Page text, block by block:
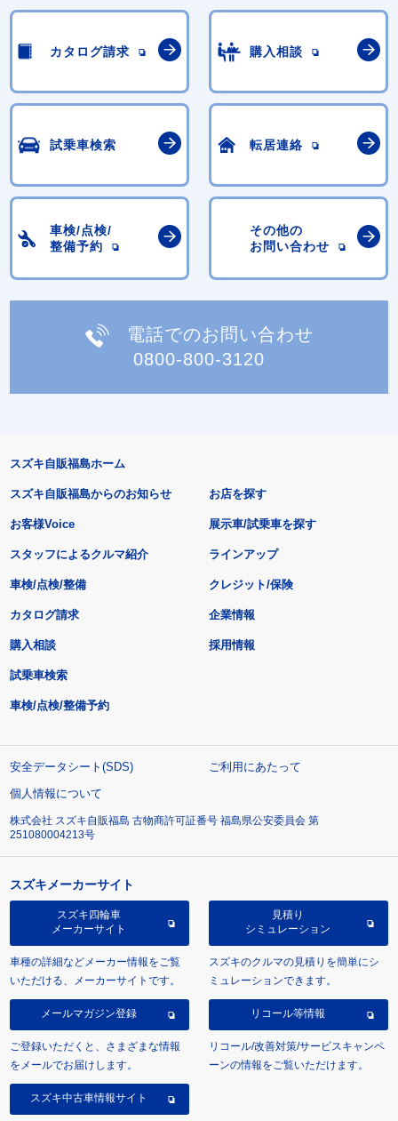
カタログ請求 購入相談
試乗車検索 転居連絡
車検/点検/
整備予約
その他の
お問い合わせ
電話でのお問い合わせ
0800-800-3120
スズキ自販福島ホーム
スズキ自販福島からのお知らせ
お客様Voice
スタッフによるクルマ紹介
お店を探す
展示車/試乗車を探す
ラインアップ
車検/点検/整備 クレジット/保険
カタログ請求
購入相談
試乗車検索
車検/点検/整備予約
企業情報
採用情報
安全データシート(SDS)
ご利用にあたって
個人情報について
株式会社 スズキ自販福島 古物商許可証番号 福島県公安委員会 第
251080004213号
スズキメーカーサイト
スズキ四輪車
メーカーサイト
車種の詳細などメーカー情報をご覧
いただける、メーカーサイトです。
見積り
シミュレーション
スズキのクルマの見積りを簡単にシ
ミュレーションできます。
メールマガジン登録
ご登録いただくと、さまざまな情報
をメールでお届けします。
リコール等情報
リコール/改善対策/サービスキャンペ
ーンの情報をご覧いただけます。
スズキ中古車情報サイト